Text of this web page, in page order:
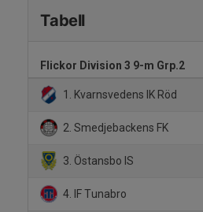
Tabell
Flickor Division 3 9-m Grp.2
1. Kvarnsvedens IK Röd
2. Smedjebackens FK
3. Östansbo IS
4. IF Tunabro